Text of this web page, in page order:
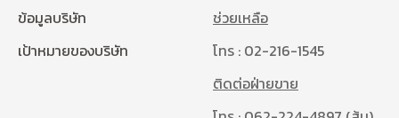
ข้อมูลบริษัท
เป้าหมายของบริษัท
ช่วยเหลือ
โทร : 02-216-1545
ติดต่อฝ่ายขาย